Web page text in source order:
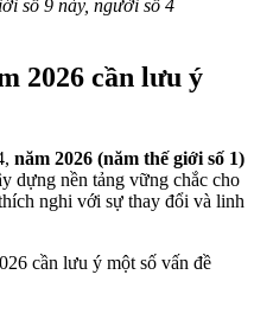
số 9 này, người số 4
2026 cần lưu ý
năm 2026 (năm thế giới số 1)
dựng nền tảng vững chắc cho
nghi với sự thay đổi và linh
cần lưu ý một số vấn đề